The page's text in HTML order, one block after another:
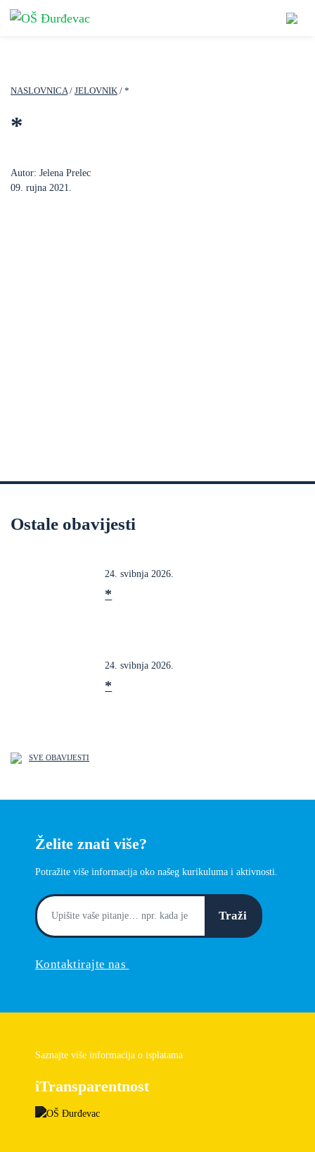
NASLOVNICA/ JELOVNIK / *
*
Autor: Jelena Prelec
09. rujna 2021.
Ostale obavijesti
24. svibnja 2026.
*
24. svibnja 2026.
*
SVE OBAVIJESTI
Želite znati više?
Potražite više informacija oko našeg kurikuluma i aktivnosti.
Traži
Kontaktirajte nas
Saznajte više informacija o isplatama
iTransparentnost